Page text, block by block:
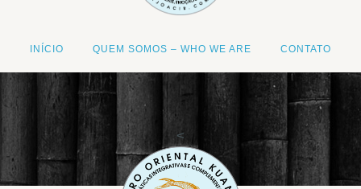
INÍCIO QUEM SOMOS – WHO WE ARE CONTATO
<